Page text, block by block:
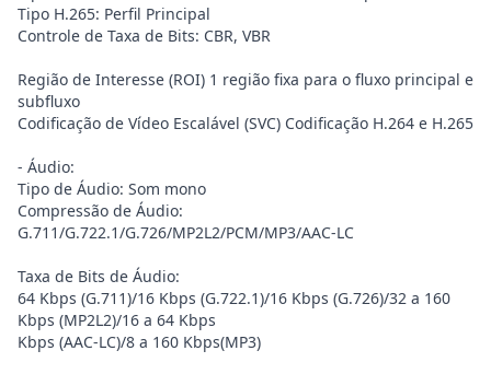
Tipo H.265: Perfil Principal
Controle de Taxa de Bits: CBR, VBR
Região de Interesse (ROI) 1 região fixa para o fluxo principal e
subfluxo
Codificação de Vídeo Escalável (SVC) Codificação H.264 e H.265
- Áudio:
Tipo de Áudio: Som mono
Compressão de Áudio:
G.711/G.722.1/G.726/MP2L2/PCM/MP3/AAC-LC
Taxa de Bits de Áudio:
64 Kbps (G.711)/16 Kbps (G.722.1)/16 Kbps (G.726)/32 a 160
Kbps (MP2L2)/16 a 64 Kbps
Kbps (AAC-LC)/8 a 160 Kbps(MP3)